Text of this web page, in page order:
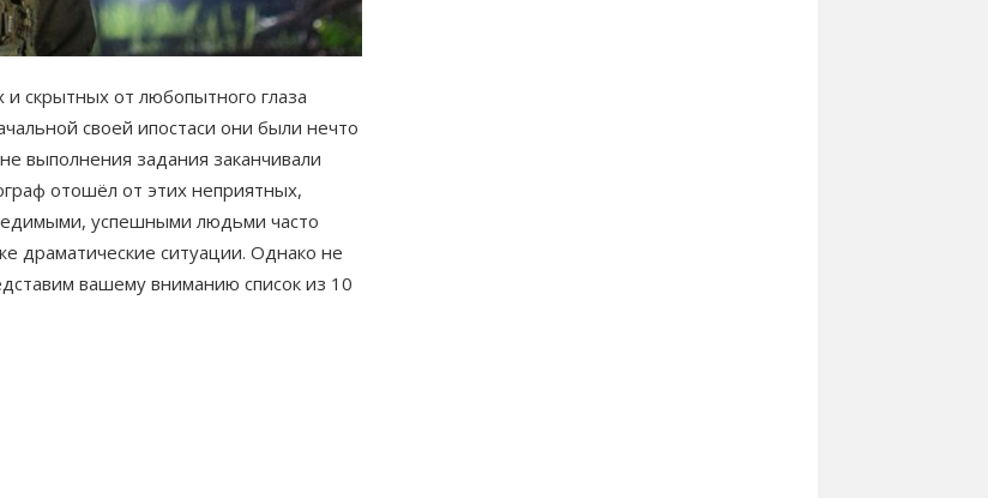
скрытных от любопытного глаза
своей ипостаси они были нечто
выполнения задания заканчивали
отошёл от этих неприятных,
успешными людьми часто
драматические ситуации. Однако не
вашему вниманию список из 10